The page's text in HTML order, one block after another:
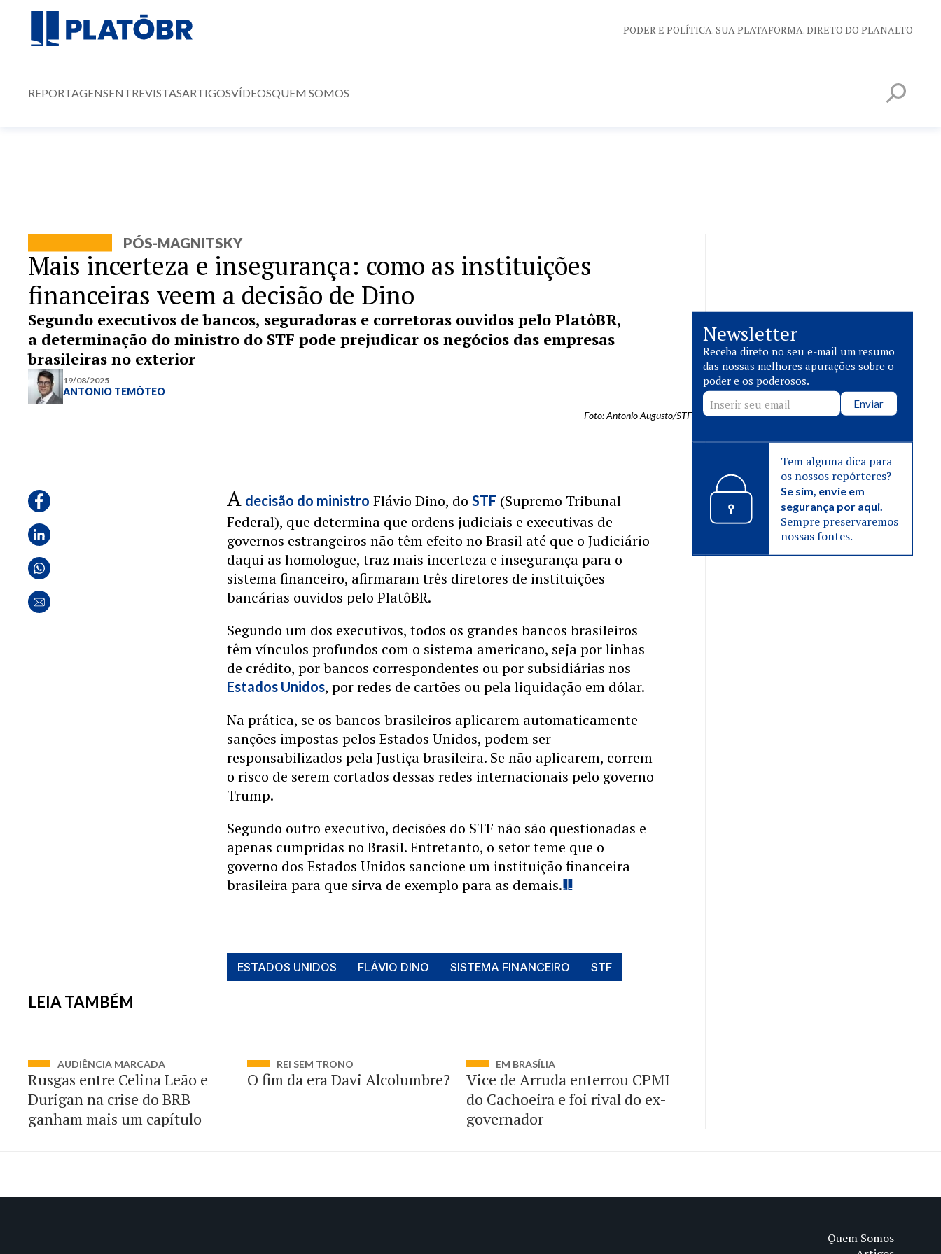
PODER E POLÍTICA. SUA PLATAFORMA. DIRETO DO PLANALTO
REPORTAGENSENTREVISTASARTIGOSVÍDEOSQUEM SOMOS
PÓS-MAGNITSKY
Mais incerteza e insegurança: como as instituições
financeiras veem a decisão de Dino
Segundo executivos de bancos, seguradoras e corretoras ouvidos pelo PlatôBR,
a determinação do ministro do STF pode prejudicar os negócios das empresas
brasileiras no exterior
19/08/2025
ANTONIO TEMÓTEO
Foto: Antonio Augusto/STF
A decisão do ministro Flávio Dino, doSTF (Supremo Tribunal
Federal), que determina que ordens judiciais e executivas de
governos estrangeiros não têm efeito no Brasil até que o Judiciário
daqui as homologue, traz mais incerteza e insegurança para o
sistema financeiro, afirmaram três diretores de instituições
bancárias ouvidos pelo PlatôBR.
Segundo um dos executivos, todos os grandes bancos brasileiros
têm vínculos profundos com o sistema americano, seja por linhas
de crédito, por bancos correspondentes ou por subsidiárias nos
Estados Unidos, por redes de cartões ou pela liquidação em dólar.
Na prática, se os bancos brasileiros aplicarem automaticamente
sanções impostas pelos Estados Unidos, podem ser
responsabilizados pela Justiça brasileira. Se não aplicarem, correm
o risco de serem cortados dessas redes internacionais pelo governo
Trump.
Segundo outro executivo, decisões do STF não são questionadas e
apenas cumpridas no Brasil. Entretanto, o setor teme que o
governo dos Estados Unidos sancione um instituição financeira
brasileira para que sirva de exemplo para as demais.
ESTADOS UNIDOS FLÁVIO DINO SISTEMA FINANCEIRO STF
LEIA TAMBÉM
AUDIÊNCIA MARCADA
Rusgas entre Celina Leão e
Durigan na crise do BRB
ganham mais um capítulo
REI SEM TRONO
O fim da era Davi Alcolumbre?
EM BRASÍLIA
Vice de Arruda enterrou CPMI
do Cachoeira e foi rival do ex-
governador
Newsletter
Receba direto no seu e-mail um resumo
das nossas melhores apurações sobre o
poder e os poderosos.
Enviar
Tem alguma dica para
os nossos repórteres?
Se sim, envie em
segurança por aqui.
Sempre preservaremos
nossas fontes.
Quem Somos